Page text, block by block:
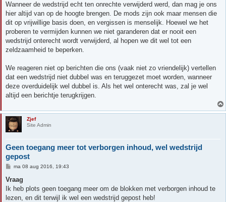
Wanneer de wedstrijd echt ten onrechte verwijderd werd, dan mag je ons
hier altijd van op de hoogte brengen. De mods zijn ook maar mensen die
dit op vrijwillige basis doen, en vergissen is menselijk. Hoewel we het
proberen te vermijden kunnen we niet garanderen dat er nooit een
wedstrijd onterecht wordt verwijderd, al hopen we dit wel tot een
zeldzaamheid te beperken.
We reageren niet op berichten die ons (vaak niet zo vriendelijk) vertellen
dat een wedstrijd niet dubbel was en teruggezet moet worden, wanneer
deze overduidelijk wel dubbel is. Als het wel onterecht was, zal je wel
altijd een berichtje terugkrijgen.
Zjef
Site Admin
Geen toegang meer tot verborgen inhoud, wel wedstrijd
gepost
B
r
c
h
ma 08 aug 2016, 19:43
Vraag
Ik heb plots geen toegang meer om de blokken met verborgen inhoud te
lezen, en dit terwijl ik wel een wedstrijd gepost heb!